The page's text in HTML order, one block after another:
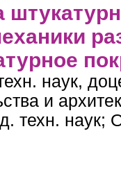
системы
наук,
и
наук;